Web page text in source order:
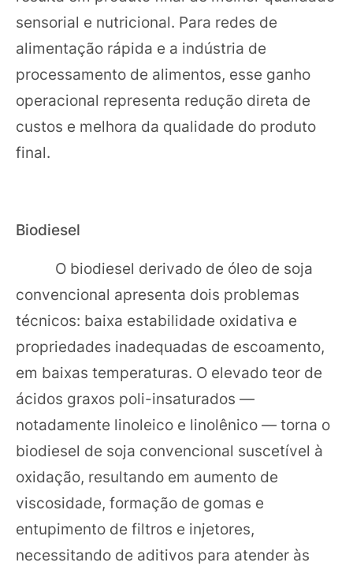
sensorial e nutricional. Para redes de
alimentação rápida e a indústria de
processamento de alimentos, esse ganho
operacional representa redução direta de
custos e melhora da qualidade do produto
final.
Biodiesel
O biodiesel derivado de óleo de soja
convencional apresenta dois problemas
técnicos: baixa estabilidade oxidativa e
propriedades inadequadas de escoamento,
em baixas temperaturas. O elevado teor de
ácidos graxos poli-insaturados —
notadamente linoleico e linolênico — torna o
biodiesel de soja convencional suscetível à
oxidação, resultando em aumento de
viscosidade, formação de gomas e
entupimento de filtros e injetores,
necessitando de aditivos para atender às